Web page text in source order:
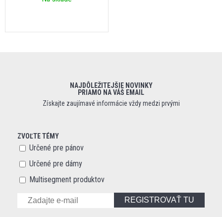
NAJDÔLEŽITEJŠIE NOVINKY
PRIAMO NA VÁŠ EMAIL
Získajte zaujímavé informácie vždy medzi prvými
ZVOĽTE TÉMY
Určené pre pánov
Určené pre dámy
Multisegment produktov
REGISTROVAŤ TU